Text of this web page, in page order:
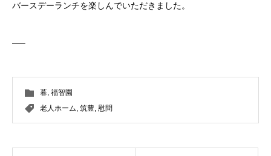
バースデーランチを楽しんでいただきました。
—–
暮, 福智園
老人ホーム, 筑豊, 慰問